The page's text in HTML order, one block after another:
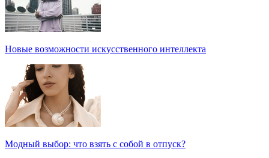
Новые возможности искусственного интеллекта
Модный выбор: что взять с собой в отпуск?